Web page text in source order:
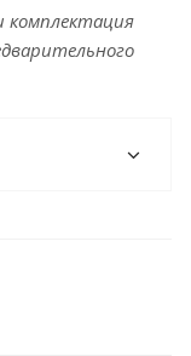
комплектация